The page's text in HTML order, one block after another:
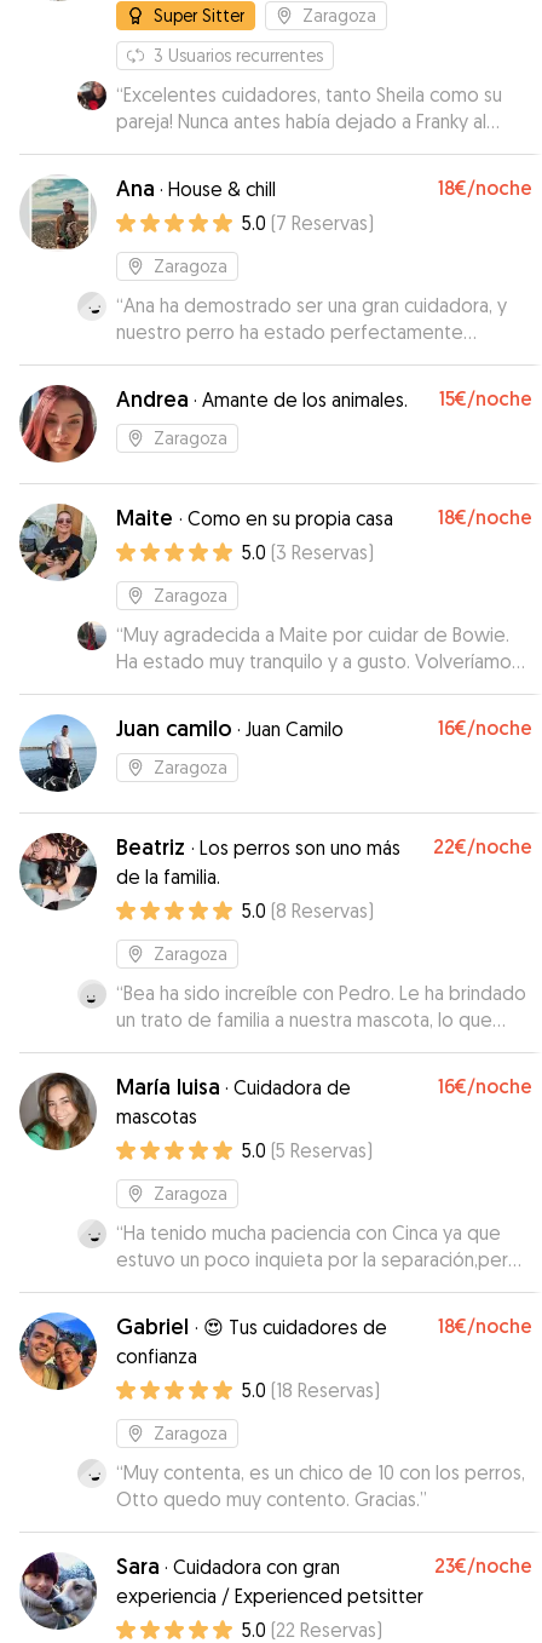
Super Sitter
Zaragoza
3 Usuarios recurrentes
“Excelentes cuidadores, tanto Sheila como su
pareja! Nunca antes había dejado a Franky al
cargo de otra persona, pero ellos me dieron
mucha seguridad. Me enviaron fotos y videos
durante la estancia y eso me dio mucha
tranquilidad. Un 10 de 10 🤩”
Ana · House & chill 18€/noche
5.0 (7 Reservas)
Zaragoza
“Ana ha demostrado ser una gran cuidadora, y
nuestro perro ha estado perfectamente
atendido. Ha sabido entender sus inquietudes y
se ha volcado en que su estancia, fuese la más
saludable para él. Absolutamente
recomendable.
Andrea · Amante de los animales. 15€/noche
Zaragoza
Maite · Como en su propia casa 18€/noche
5.0 (3 Reservas)
Zaragoza
“Muy agradecida a Maite por cuidar de Bowie.
Ha estado muy tranquilo y a gusto. Volveríamos
a repetir.”
Juan camilo · Juan Camilo 16€/noche
Zaragoza
Beatriz · Los perros son uno más
de la familia.
22€/noche
5.0 (8 Reservas)
Zaragoza
“Bea ha sido increíble con Pedro. Le ha brindado
un trato de familia a nuestra mascota, lo que
hace que no te encuentres preocupado cuando
estás fuera. Pedro ha estado muy feliz más aun
por la compañía de la perra de Bea. Han sido
días de diversión para él a pesar que no ha
estado con nosotros. La recomiendo 100%
María luisa · Cuidadora de
mascotas
16€/noche
5.0 (5 Reservas)
Zaragoza
“Ha tenido mucha paciencia con Cinca ya que
estuvo un poco inquieta por la separación,pero
tanto María Luisa como su mamá la atendieron
muy bien. Gracias por todo
Gabriel · 😍 Tus cuidadores de
confianza
18€/noche
5.0 (18 Reservas)
Zaragoza
“Muy contenta, es un chico de 10 con los perros,
Otto quedo muy contento. Gracias.”
Sara · Cuidadora con gran
experiencia / Experienced petsitter
23€/noche
5.0 (22 Reservas)